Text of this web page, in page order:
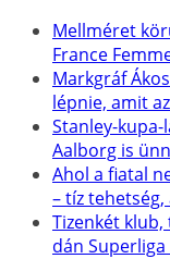
Mellméret
France
Markgráf
lépnie, amit
Stanley-
Aalborg is
Ahol a fiatal
– tíz
Tizenkét
dán